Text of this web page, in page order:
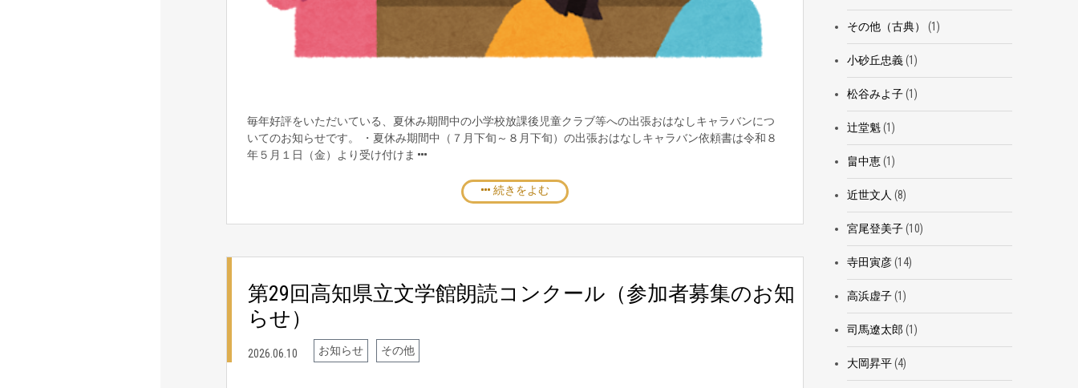
毎年好評をいただいている、夏休み期間中の小学校放課後児童クラブ等への出張おはなしキャラバンにつ
いてのお知らせです。 ・夏休み期間中（７月下旬～８月下旬）の出張おはなしキャラバン依頼書は令和８
年５月１日（金）より受け付けま
続きをよむ
第29回高知県立文学館朗読コンクール（参加者募集のお知
らせ）
2026.06.10 お知らせ その他
その他（古典） (1)
小砂丘忠義(1)
松谷みよ子(1)
辻堂魁(1)
畠中恵(1)
近世文人 (8)
宮尾登美子(10)
寺田寅彦(14)
高浜虚子(1)
司馬遼太郎 (1)
大岡昇平(4)